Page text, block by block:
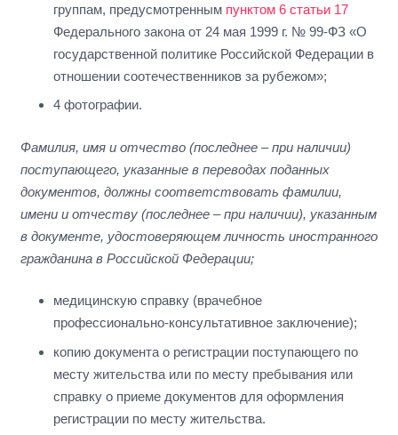
группам, предусмотренным пунктом 6 статьи 17
Федерального закона от 24 мая 1999 г. № 99-ФЗ «О
государственной политике Российской Федерации в
отношении соотечественников за рубежом»;
4 фотографии.
Фамилия, имя и отчество (последнее – при наличии)
поступающего, указанные в переводах поданных
документов, должны соответствовать фамилии,
имени и отчеству (последнее – при наличии), указанным
в документе, удостоверяющем личность иностранного
гражданина в Российской Федерации;
медицинскую справку (врачебное
профессионально-консультативное заключение);
копию документа о регистрации поступающего по
месту жительства или по месту пребывания или
справку о приеме документов для оформления
регистрации по месту жительства.